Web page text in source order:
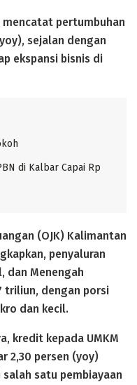
pertumbuhan
sejalan dengan
ekspansi bisnis di
di Kalbar Capai Rp
(OJK) Kalimantan
penyaluran
dan Menengah
triliun, dengan porsi
dan kecil.
kredit kepada UMKM
2,30 persen (yoy)
satu pembiayaan